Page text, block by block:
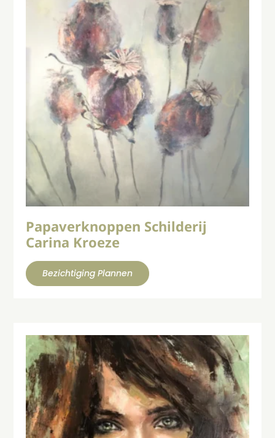
Papaverknoppen Schilderij
Carina Kroeze
Bezichtiging Plannen